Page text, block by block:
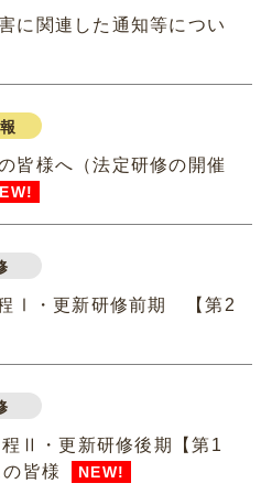
に関連した通知等につい
皆様へ（法定研修の開催
Ⅰ・更新研修前期 【第2
Ⅱ・更新研修後期【第1
皆様
NEW!